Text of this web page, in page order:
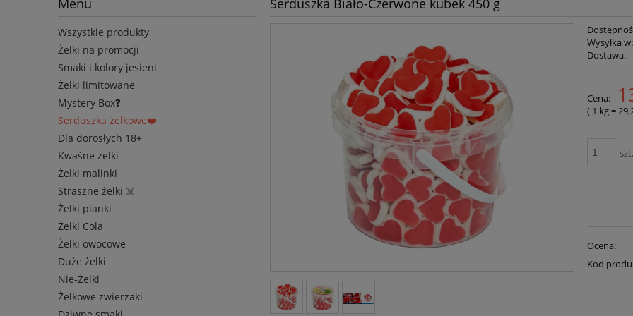
Menu
Wszystkie produkty
Żelki na promocji
Smaki i kolory jesieni
Żelki limitowane
Mystery Box❓
Serduszka żelkowe❤️
Dla dorosłych 18+
Kwaśne żelki
Żelki malinki
Straszne żelki ☠️
Żelki pianki
Żelki Cola
Żelki owocowe
Duże żelki
Nie-Żelki
Żelkowe zwierzaki
Serduszka Biało-Czerwone kubek 450 g
Wysyłka w:
Dostawa:
Cena:
( 1 kg=
Ocena:
Kod